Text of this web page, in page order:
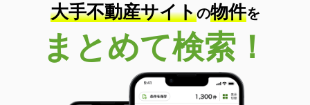
大手不動産サイトの物件を
まとめて検索！